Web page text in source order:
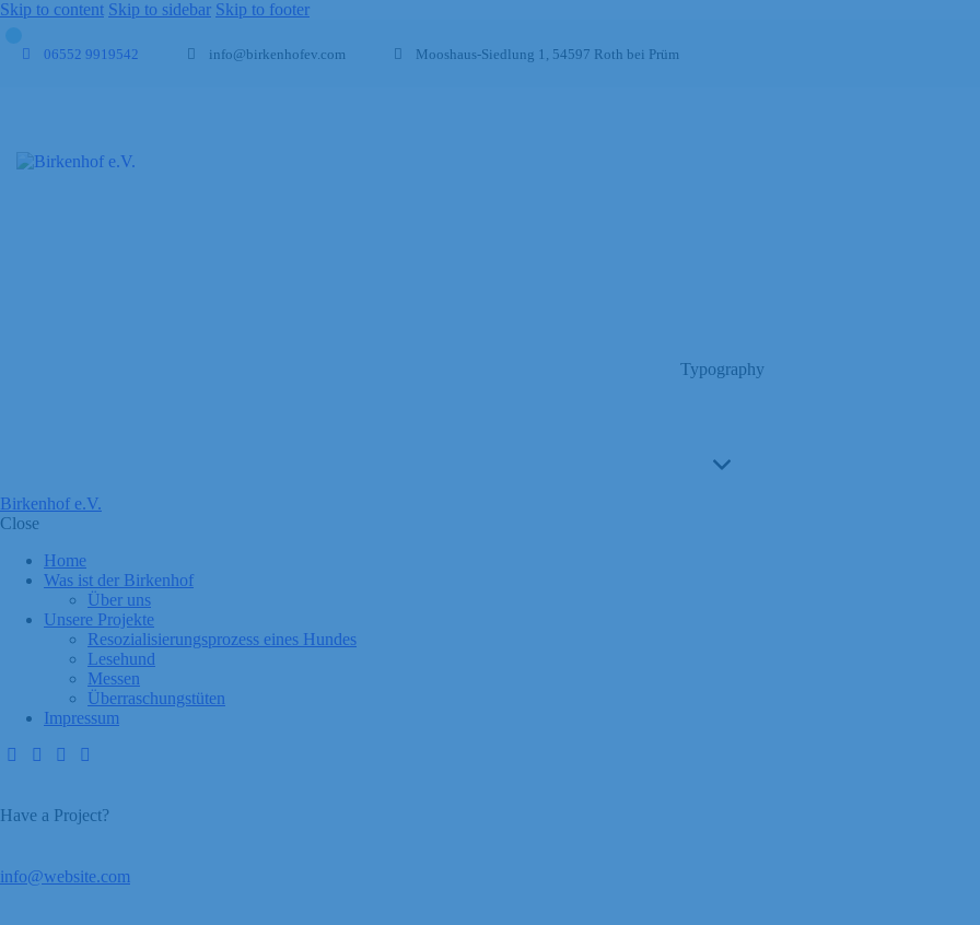
Skip to content Skip to sidebar Skip to footer
06552 9919542 info@birkenhofev.com Mooshaus-Siedlung 1, 54597 Roth bei Prüm
Typography
Birkenhof e.V.
Close
Home
Was ist der Birkenhof
Über uns
Unsere Projekte
Resozialisierungsprozess eines Hundes
Lesehund
Messen
Überraschungstüten
Impressum
Have a Project?
info@website.com